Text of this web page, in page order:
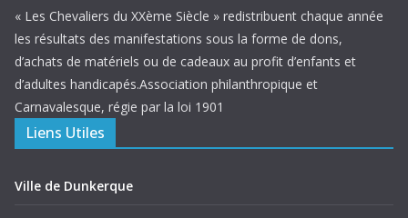
« Les Chevaliers du XXème Siècle » redistribuent chaque année
les résultats des manifestations sous la forme de dons,
d’achats de matériels ou de cadeaux au profit d’enfants et
d’adultes handicapés.Association philanthropique et
Carnavalesque, régie par la loi 1901
Liens Utiles
Ville de Dunkerque